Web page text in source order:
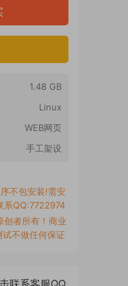
1.48 GB
Linux
WEB网页
手工架设
不包安装!需安
系QQ:7722974
创者所有！商业
不做任何保证